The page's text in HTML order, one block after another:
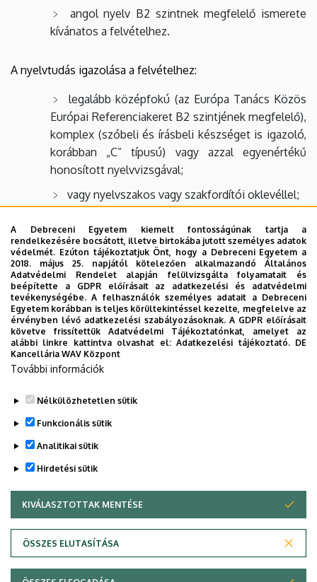
angol nyelv B2 szintnek megfelelő ismerete
kívánatos a felvételhez.
A nyelvtudás igazolása a felvételhez:
legalább középfokú (az Európa Tanács Közös
Európai Referenciakeret B2 szintjének megfelelő),
komplex (szóbeli és írásbeli készséget is igazoló,
korábban „C” típusú) vagy azzal egyenértékű
honosított nyelvvizsgával;
vagy nyelvszakos vagy szakfordítói oklevéllel;
abszolutóriummal/oklevéllel;
vagy a felvételi szóbeli meghallgatása angol
nyelven zajlik, és a bizottság értékeli az angol
nyelvtudást.
Legutóbbi frissítés: 2026. 03. 01. 20:01
Adatvédelem
A Debreceni Egyetem kiemelt fontosságúnak tartja a
rendelkezésére bocsátott, illetve birtokába jutott személyes adatok
védelmét. Ezúton tájékoztatjuk Önt, hogy a Debreceni Egyetem a
2018. május 25. napjától kötelezően alkalmazandó Általános
Adatvédelmi Rendelet alapján felülvizsgálta folyamatait és
beépítette a GDPR előírásait az adatkezelési és adatvédelmi
tevékenységébe. A felhasználók személyes adatait a Debreceni
Egyetem korábban is teljes körültekintéssel kezelte, megfelelve az
érvényben lévő adatkezelési szabályozásoknak. A GDPR előírásait
követve frissítettük Adatvédelmi Tájékoztatónkat, amelyet az
alábbi linkre kattintva olvashat el:Adatkezelési tájékoztató. DE
Kancellária WAV Központ
További információk
Nélkülözhetetlen sütik
Funkcionális sütik
Analitikai sütik
Hirdetési sütik
KIVÁLASZTOTTAK MENTÉSE
ÖSSZES ELUTASÍTÁSA
WITHDRAW CONSENT